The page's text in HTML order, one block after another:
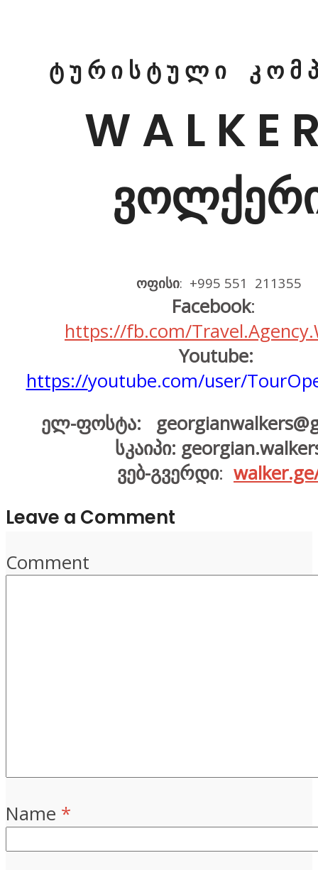
ტ უ რ ი ს ტ უ ლ ი კ ო მ პ
W A L K E
ოფისი: +995 551 211355
Facebook:
https://fb.com/
Youtube:
https://youtube.com/user/
ელ-ფოსტა:
სკაიპი:
ვებ-გვერდი:
Leave a Comment
Comment
Name *